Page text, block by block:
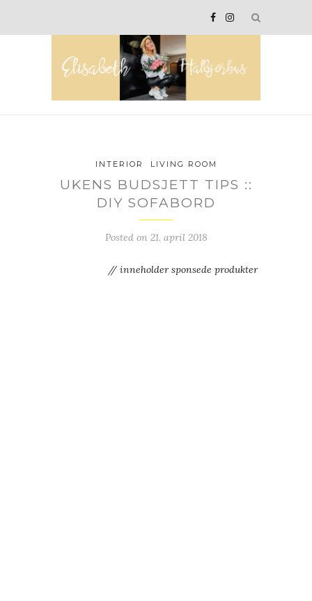
INTERIOR LIVING ROOM
UKENS BUDSJETT TIPS ::
DIY SOFABORD
Posted on 21. april 2018
// inneholder sponsede produkter